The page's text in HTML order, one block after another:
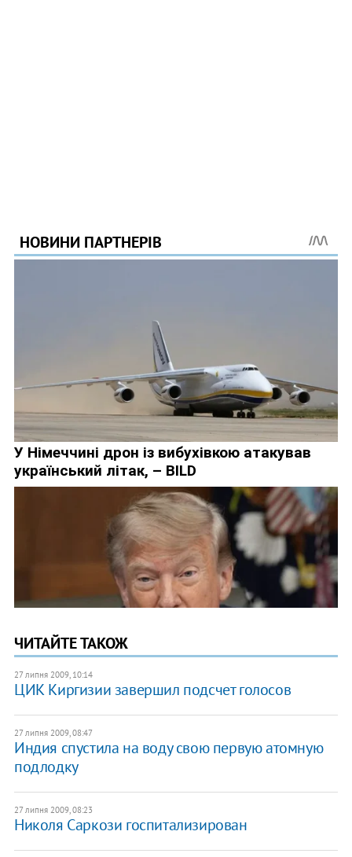
ЧИТАЙТЕ ТАКОЖ
27 липня 2009, 10:14
ЦИК Киргизии завершил подсчет голосов
27 липня 2009, 08:47
Индия спустила на воду свою первую атомную
подлодку
27 липня 2009, 08:23
Николя Саркози госпитализирован